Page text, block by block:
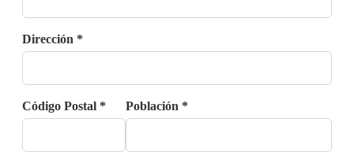
Dirección *
Código Postal * Población *